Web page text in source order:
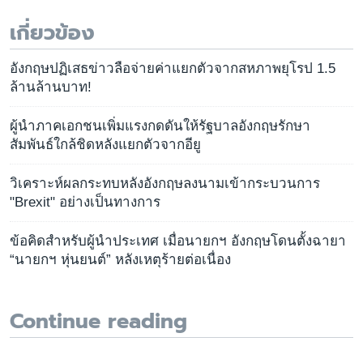
เกี่ยวข้อง
อังกฤษปฏิเสธข่าวลือจ่ายค่าแยกตัวจากสหภาพยุโรป 1.5
ล้านล้านบาท!
ผู้นำภาคเอกชนเพิ่มแรงกดดันให้รัฐบาลอังกฤษรักษา
สัมพันธ์ใกล้ชิดหลังแยกตัวจากอียู
วิเคราะห์ผลกระทบหลังอังกฤษลงนามเข้ากระบวนการ
"Brexit" อย่างเป็นทางการ
ข้อคิดสำหรับผู้นำประเทศ เมื่อนายกฯ อังกฤษโดนตั้งฉายา
“นายกฯ หุ่นยนต์” หลังเหตุร้ายต่อเนื่อง
Continue reading